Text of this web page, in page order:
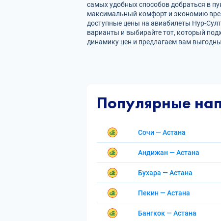
самых удобных способов добраться в
максимальный комфорт и экономию
доступные цены на авиабилеты Нур-
варианты и выбирайте тот, который
динамику цен и предлагаем вам
Популярные
Сочи — Астана
Андижан — Астана
Бухара — Астана
Пекин — Астана
Бангкок — Астана